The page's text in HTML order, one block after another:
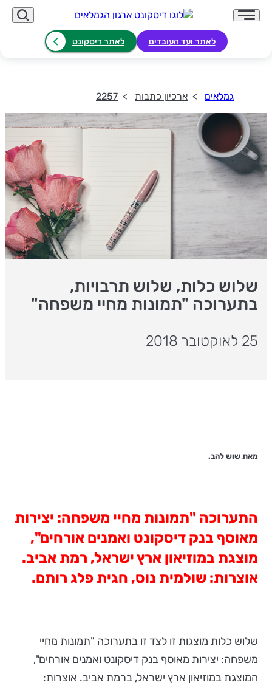
לאתר ועד העובדים לאתר דיסקונט
גמלאים ארכיון כתבות 2257
שלוש כלות, שלוש תרבויות,
בתערוכה "תמונות מחיי משפחה"
25 לאוקטובר 2018
מאת שוש להב.
התערוכה "תמונות מחיי משפחה: יצירות
מאוסף בנק דיסקונט ואמנים אורחים",
מוצגת במוזיאון ארץ ישראל, רמת אביב.
אוצרות: שולמית נוס, חגית פלג רותם.
שלוש כלות מוצגות זו לצד זו בתערוכה "תמונות מחיי
משפחה: יצירות מאוסף בנק דיסקונט ואמנים אורחים",
המוצגת במוזיאון ארץ ישראל, ברמת אביב. אוצרות: